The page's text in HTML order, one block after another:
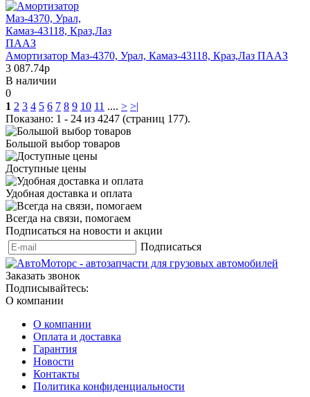
Амортизатор Маз-4370, Урал, Камаз-43118, Краз,Лаз ПААЗ
3 087.74р
В наличии
0
1 2 3 4 5 6 7 8 9 10 11 .... > >|
Показано: 1 - 24 из 4247 (страниц 177).
Большой выбор товаров
Доступные цены
Удобная доставка и оплата
Всегда на связи, помогаем
Подписаться на новости и акции
Подписаться
Заказать звонок
Подписывайтесь:
О компании
О компании
Оплата и доставка
Гарантия
Новости
Контакты
Политика конфиденциальности